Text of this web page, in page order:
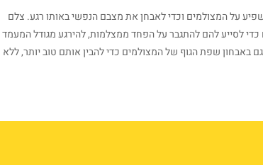
על המצולמים וכדי לאבחן את מצבם הנפשי באותו רגע. צלם
לסייע להם להתגבר על הפחד ממצלמות, להירגע מגודל המעמד
באבחון שפת הגוף של המצולמים כדי להבין אותם טוב יותר, ללא